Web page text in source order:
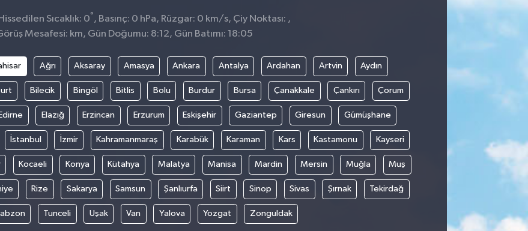
Sıcaklık: 0° , Basınç: 0 hPa, Rüzgar: 0 km/s, Çiy Noktası: ,
Mesafesi: km, Gün Doğumu: 8:12, Gün Batımı: 18:05
Ağrı Aksaray Amasya Ankara Antalya Ardahan Artvin Aydın
Bilecik Bingöl Bitlis Bolu Burdur Bursa Çanakkale Çankırı Çorum
Edirne Elazığ Erzincan Erzurum Eskişehir Gaziantep Giresun Gümüşhane
İstanbul İzmir Kahramanmaraş Karabük Karaman Kars Kastamonu Kayseri
Kocaeli Konya Kütahya Malatya Manisa Mardin Mersin Muğla Muş
Rize Sakarya Samsun Şanlıurfa Siirt Sinop Sivas Şırnak Tekirdağ
Tunceli Uşak Van Yalova Yozgat Zonguldak